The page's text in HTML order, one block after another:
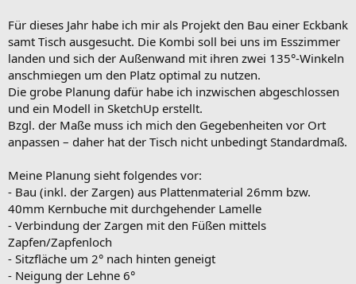
Für dieses Jahr habe ich mir als Projekt den Bau einer Eckbank
samt Tisch ausgesucht. Die Kombi soll bei uns im Esszimmer
landen und sich der Außenwand mit ihren zwei 135°-Winkeln
anschmiegen um den Platz optimal zu nutzen.
Die grobe Planung dafür habe ich inzwischen abgeschlossen
und ein Modell in SketchUp erstellt.
Bzgl. der Maße muss ich mich den Gegebenheiten vor Ort
anpassen – daher hat der Tisch nicht unbedingt Standardmaß.
Meine Planung sieht folgendes vor:
- Bau (inkl. der Zargen) aus Plattenmaterial 26mm bzw.
40mm Kernbuche mit durchgehender Lamelle
- Verbindung der Zargen mit den Füßen mittels
Zapfen/Zapfenloch
- Sitzfläche um 2° nach hinten geneigt
- Neigung der Lehne 6°